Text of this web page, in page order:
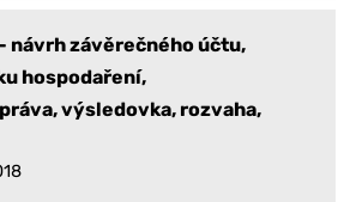
návrh závěrečného účtu,
hospodaření,
výsledovka, rozvaha,